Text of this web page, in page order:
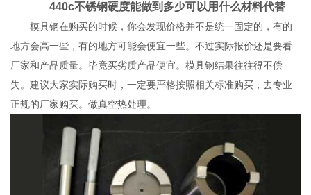
440c不锈钢硬度能做到多少可以用什么材料代替
模具钢在购买的时候，你会发现价格并不是统一固定的，有的
地方会高一些，有的地方可能会便宜一些。不过实际报价还是要看
厂家和产品质量。毕竟买劣质产品便宜。模具钢结果往往得不偿
失。建议大家实际购买时，一定要严格按照相关标准购买，去专业
正规的厂家购买。做真空热处理。